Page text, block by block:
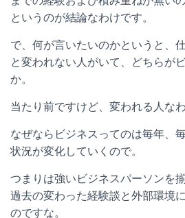
というのが結論なわけです。
で、何が言いたいのかというと、
と変われない人がいて、どちらが
か。
当たり前ですけど、変われる人なわ
なぜならビジネスってのは毎年、
状況が変化していくので。
つまりは強いビジネスパーソンを
過去の変わった経験談と外部環境
のですな。